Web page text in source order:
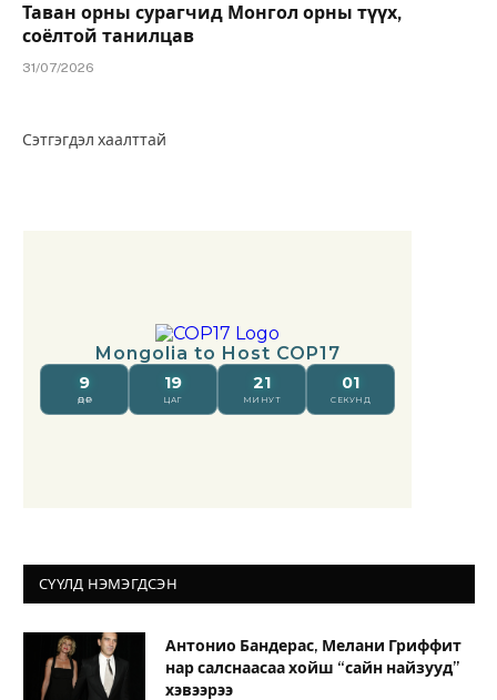
Таван орны сурагчид Монгол орны түүх,
соёлтой танилцав
31/07/2026
Сэтгэгдэл хаалттай
СҮҮЛД НЭМЭГДСЭН
Антонио Бандерас, Мелани Гриффит
нар салснаасаа хойш “сайн найзууд”
хэвээрээ